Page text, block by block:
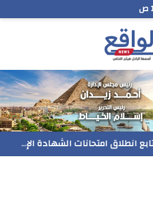
مدير تعليم البحر الاحمر يتابع انطلاق امتحانات الشهادة الإعدادية ويؤكد: الانضباط